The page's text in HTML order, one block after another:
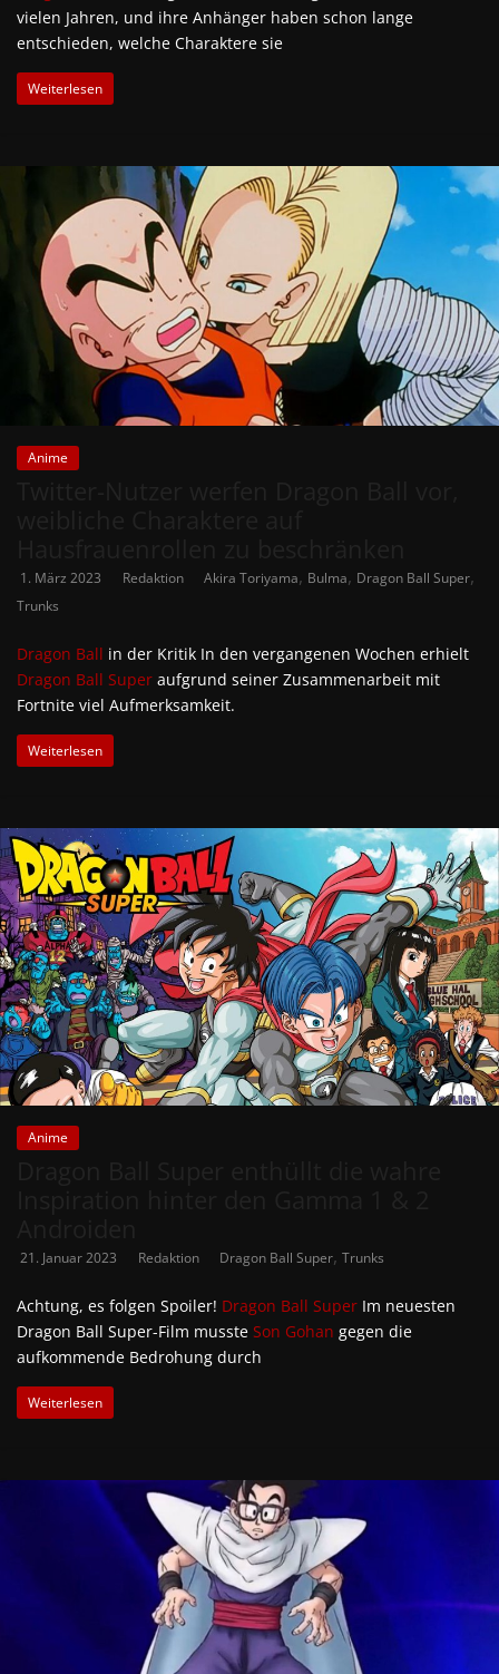
vielen Jahren, und ihre Anhänger haben schon lange
entschieden, welche Charaktere sie
Weiterlesen
Anime
1. März 2023 Redaktion Akira Toriyama, Bulma, Dragon Ball Super,
Trunks
Dragon Ball in der Kritik In den vergangenen Wochen erhielt
Dragon Ball Super aufgrund seiner Zusammenarbeit mit
Fortnite viel Aufmerksamkeit.
Weiterlesen
Anime
21. Januar 2023 Redaktion Dragon Ball Super, Trunks
Achtung, es folgen Spoiler! Dragon Ball Super Im neuesten
Dragon Ball Super-Film musste Son Gohan gegen die
aufkommende Bedrohung durch
Weiterlesen